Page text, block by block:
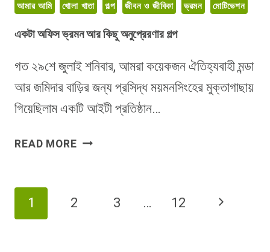
আমার আমি খোলা খাতা গল্প জীবন ও জীবিকা ভ্রমন মোটিভেশন
একটা অফিস ভ্রমন আর কিছু অনুপ্রেরণার গল্প
গত ২৯শে জুলাই শনিবার, আমরা কয়েকজন ঐতিহ্যবাহী মন্ডা
আর জমিদার বাড়ির জন্য প্রসিদ্ধ ময়মনসিংহের মুক্তাগাছায়
গিয়েছিলাম একটি আইটী প্রতিষ্ঠান…
READ MOREএকটা
কিছু
Page
Navigation
1 2 3 … 12
Next